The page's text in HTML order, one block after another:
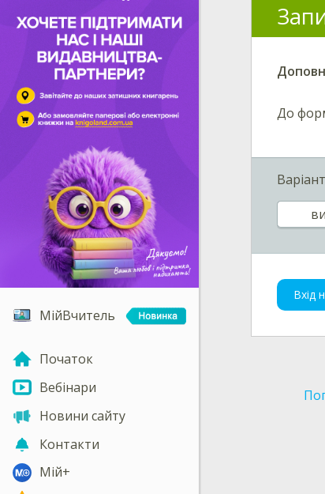
МійВчитель
Початок
Вебінари
Новини сайту
Контакти
Мій+
До
Вхід